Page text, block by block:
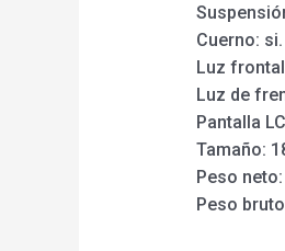
Cuerno: si.
Luz
Luz de
Pantalla
Tamaño:
Peso
Peso